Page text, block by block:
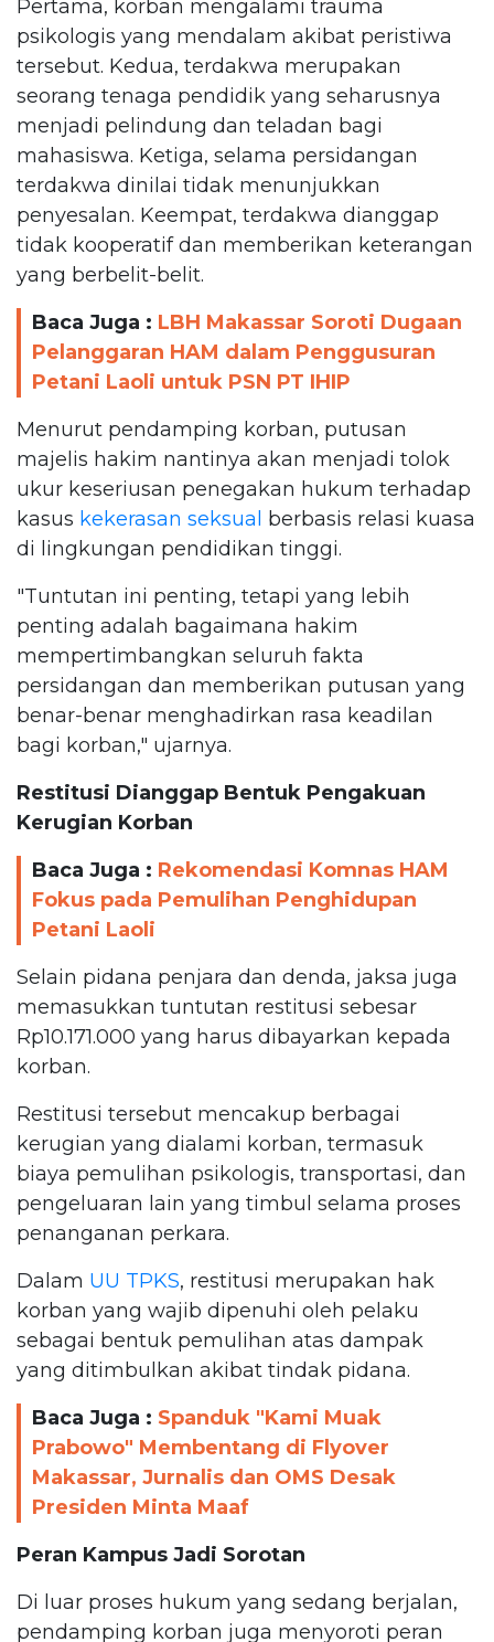
Pertama, korban mengalami trauma
psikologis yang mendalam akibat peristiwa
tersebut. Kedua, terdakwa merupakan
seorang tenaga pendidik yang seharusnya
menjadi pelindung dan teladan bagi
mahasiswa. Ketiga, selama persidangan
terdakwa dinilai tidak menunjukkan
penyesalan. Keempat, terdakwa dianggap
tidak kooperatif dan memberikan keterangan
yang berbelit-belit.
Baca Juga : LBH Makassar Soroti Dugaan
Pelanggaran HAM dalam Penggusuran
Petani Laoli untuk PSN PT IHIP
Menurut pendamping korban, putusan
majelis hakim nantinya akan menjadi tolok
ukur keseriusan penegakan hukum terhadap
kasus kekerasan seksual berbasis relasi kuasa
di lingkungan pendidikan tinggi.
"Tuntutan ini penting, tetapi yang lebih
penting adalah bagaimana hakim
mempertimbangkan seluruh fakta
persidangan dan memberikan putusan yang
benar-benar menghadirkan rasa keadilan
bagi korban," ujarnya.
Restitusi Dianggap Bentuk Pengakuan
Kerugian Korban
Baca Juga : Rekomendasi Komnas HAM
Fokus pada Pemulihan Penghidupan
Petani Laoli
Selain pidana penjara dan denda, jaksa juga
memasukkan tuntutan restitusi sebesar
Rp10.171.000 yang harus dibayarkan kepada
korban.
Restitusi tersebut mencakup berbagai
kerugian yang dialami korban, termasuk
biaya pemulihan psikologis, transportasi, dan
pengeluaran lain yang timbul selama proses
penanganan perkara.
Dalam UU TPKS, restitusi merupakan hak
korban yang wajib dipenuhi oleh pelaku
sebagai bentuk pemulihan atas dampak
yang ditimbulkan akibat tindak pidana.
Baca Juga : Spanduk "Kami Muak
Prabowo" Membentang di Flyover
Makassar, Jurnalis dan OMS Desak
Presiden Minta Maaf
Peran Kampus Jadi Sorotan
Di luar proses hukum yang sedang berjalan,
pendamping korban juga menyoroti peran